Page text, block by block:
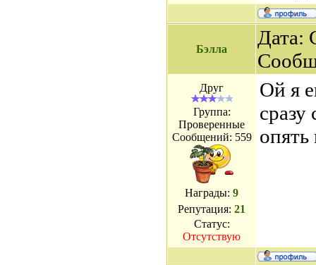
Бэлла
Дата:
Друг
Группа:
Проверенные
Сообщений: 559
Награды: 9
Репутация: 21
Статус:
Отсутствую
Ой я
опять